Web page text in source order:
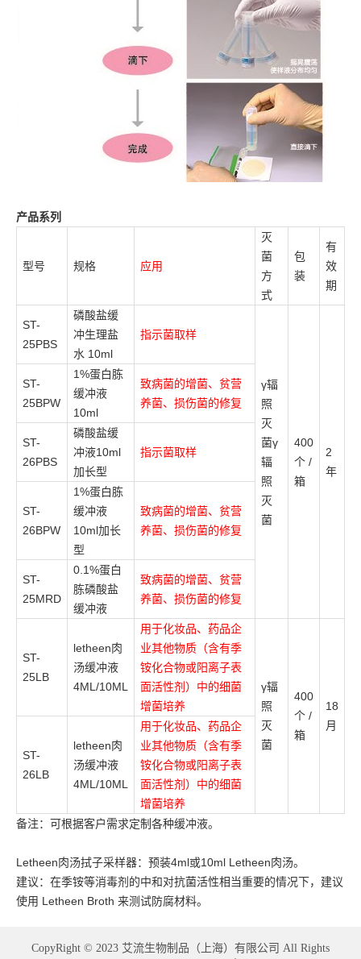
产品系列
型号 规格 应用
灭
菌
方
式
包
装
有
效
期
ST-
25PBS
磷酸盐缓
冲生理盐
水 10ml
指示菌取样
γ辐
照
灭
菌γ
辐
照
灭
菌
400
个 /
箱
2
年
ST-
25BPW
1%蛋白胨
缓冲液
10ml
致病菌的增菌、贫营
养菌、损伤菌的修复
ST-
26PBS
磷酸盐缓
冲液10ml
加长型
指示菌取样
ST-
26BPW
1%蛋白胨
缓冲液
10ml加长
型
致病菌的增菌、贫营
养菌、损伤菌的修复
ST-
25MRD
0.1%蛋白
胨磷酸盐
缓冲液
致病菌的增菌、贫营
养菌、损伤菌的修复
ST-
25LB
letheen肉
汤缓冲液
4ML/10ML
用于化妆品、药品企
业其他物质（含有季
铵化合物或阳离子表
面活性剂）中的细菌
增菌培养
γ辐
照
灭
菌
400
个 /
箱
18
月
ST-
26LB
letheen肉
汤缓冲液
4ML/10ML
用于化妆品、药品企
业其他物质（含有季
铵化合物或阳离子表
面活性剂）中的细菌
增菌培养
备注：可根据客户需求定制各种缓冲液。
Letheen肉汤拭子采样器：预装4ml或10ml Letheen肉汤。
建议：在季铵等消毒剂的中和对抗菌活性相当重要的情况下，建议
使用 Letheen Broth 来测试防腐材料。
CopyRight © 2023 艾流生物制品（上海）有限公司 All Rights